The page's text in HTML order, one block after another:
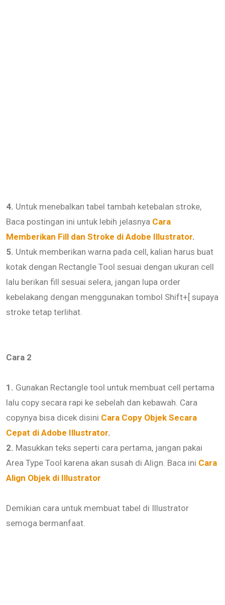
4. Untuk menebalkan tabel tambah ketebalan stroke,
Baca postingan ini untuk lebih jelasnya Cara
Memberikan Fill dan Stroke di Adobe Illustrator.
5. Untuk memberikan warna pada cell, kalian harus buat
kotak dengan Rectangle Tool sesuai dengan ukuran cell
lalu berikan fill sesuai selera, jangan lupa order
kebelakang dengan menggunakan tombol Shift+[ supaya
stroke tetap terlihat.
Cara 2
1. Gunakan Rectangle tool untuk membuat cell pertama
lalu copy secara rapi ke sebelah dan kebawah. Cara
copynya bisa dicek disini Cara Copy Objek Secara
Cepat di Adobe Illustrator.
2. Masukkan teks seperti cara pertama, jangan pakai
Area Type Tool karena akan susah di Align. Baca ini Cara
Align Objek di Illustrator
Demikian cara untuk membuat tabel di Illustrator
semoga bermanfaat.